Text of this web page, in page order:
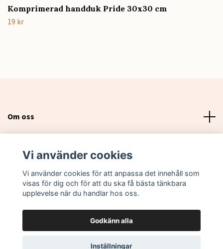
Komprimerad handduk Pride 30x30 cm
19 kr
Om oss
Sociala medier
© 2026 Lovebox Sweden
Vi använder cookies
Vi använder cookies för att anpassa det innehåll som
visas för dig och för att du ska få bästa tänkbara
upplevelse när du handlar hos oss.
Godkänn alla
Inställningar